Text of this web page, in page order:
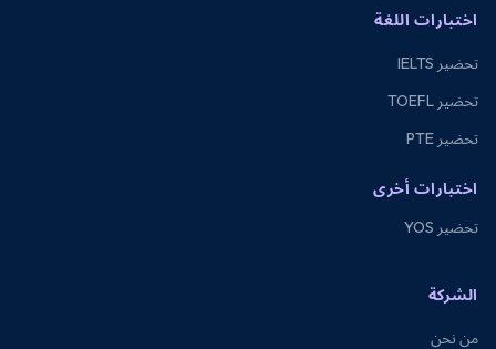
اختبارات اللغة
تحضير IELTS
تحضير TOEFL
تحضير PTE
اختبارات أخرى
تحضير YOS
الشركة
من نحن